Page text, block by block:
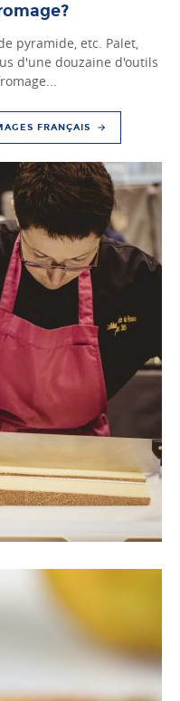
pyramide, etc. Palet,
d'une douzaine d'outils
FRANÇAIS